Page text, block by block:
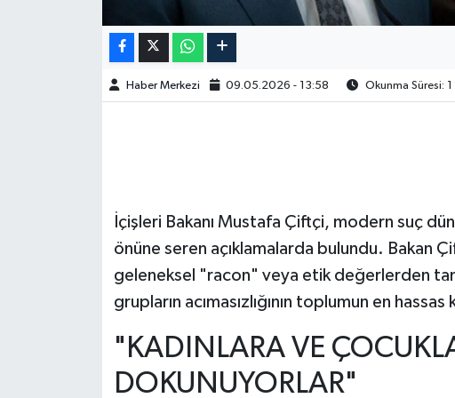
Haber Merkezi 09.05.2026 - 13:58 Okunma Süresi: 1
İçişleri Bakanı Mustafa Çiftçi, modern suç
önüne seren açıklamalarda bulundu. Bakan
geleneksel "racon" veya etik değerlerden
grupların acımasızlığının toplumun en
"KADINLARA VE
DOKUNUYORLAR"